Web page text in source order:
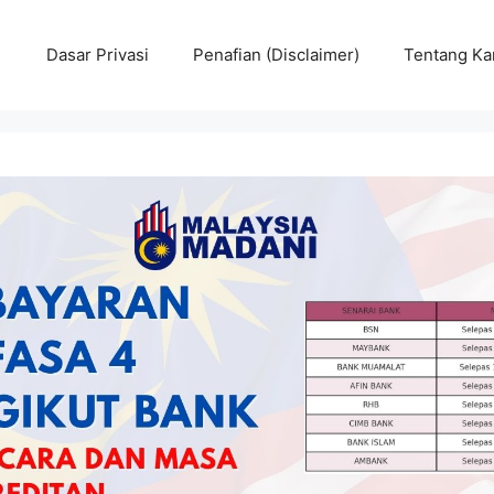
Dasar Privasi Penafian (Disclaimer) Tentang